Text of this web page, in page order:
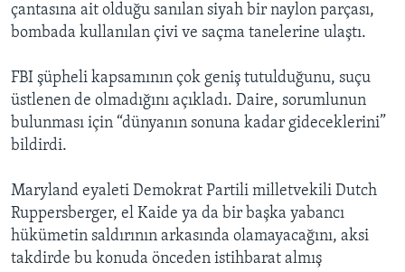
çantasına ait olduğu sanılan siyah bir naylon parçası,
bombada kullanılan çivi ve saçma tanelerine ulaştı.
FBI şüpheli kapsamının çok geniş tutulduğunu, suçu
üstlenen de olmadığını açıkladı. Daire, sorumlunun
bulunması için “dünyanın sonuna kadar gideceklerini”
bildirdi.
Maryland eyaleti Demokrat Partili milletvekili Dutch
Ruppersberger, el Kaide ya da bir başka yabancı
hükümetin saldırının arkasında olamayacağını, aksi
takdirde bu konuda önceden istihbarat almış